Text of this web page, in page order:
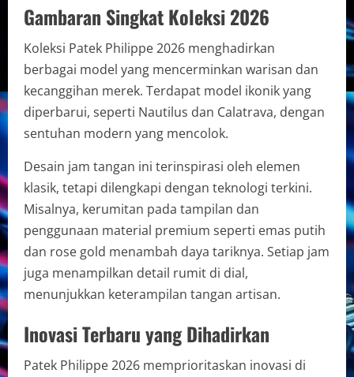
Gambaran Singkat Koleksi 2026
Koleksi Patek Philippe 2026 menghadirkan
berbagai model yang mencerminkan warisan dan
kecanggihan merek. Terdapat model ikonik yang
diperbarui, seperti Nautilus dan Calatrava, dengan
sentuhan modern yang mencolok.
Desain jam tangan ini terinspirasi oleh elemen
klasik, tetapi dilengkapi dengan teknologi terkini.
Misalnya, kerumitan pada tampilan dan
penggunaan material premium seperti emas putih
dan rose gold menambah daya tariknya. Setiap jam
juga menampilkan detail rumit di dial,
menunjukkan keterampilan tangan artisan.
Inovasi Terbaru yang Dihadirkan
Patek Philippe 2026 memprioritaskan inovasi di